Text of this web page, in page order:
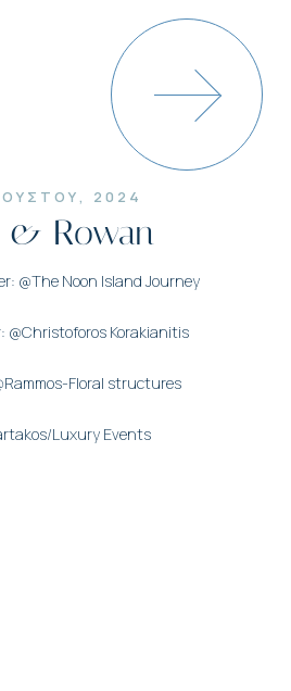
2024
& Rowan
@The Noon Island Journey
@Christoforos Korakianitis
Floral structures
Luxury Events